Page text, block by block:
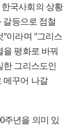
국사회의 상황
갈등으로 점철
"이라며 "그리스
을 평화로 바꿔
한 그리스도인
메꾸어 나갈
주년을 의미 있